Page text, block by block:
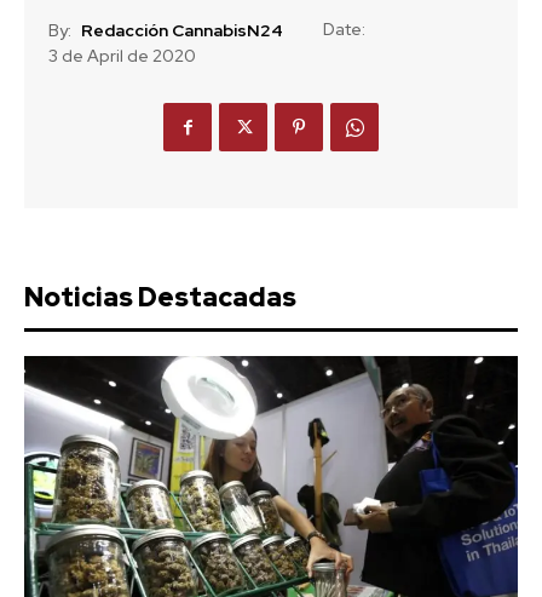
By: Redacción CannabisN24
Date:
3 de April de 2020
Noticias Destacadas